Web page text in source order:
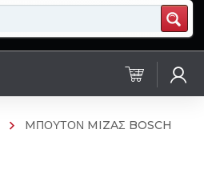
MΠΟΥΤΟΝ MIZAΣ BOSCH